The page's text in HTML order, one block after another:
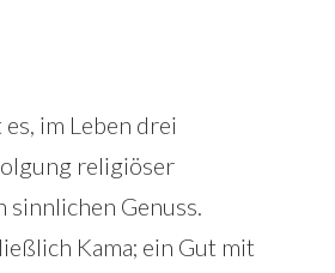
im Leben drei
religiöser
sinnlichen Genuss.
Kama; ein Gut mit